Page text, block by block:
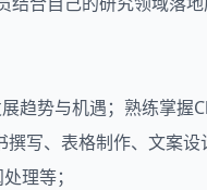
势与机遇；熟练掌握
写、表格制作、文案设
理等；